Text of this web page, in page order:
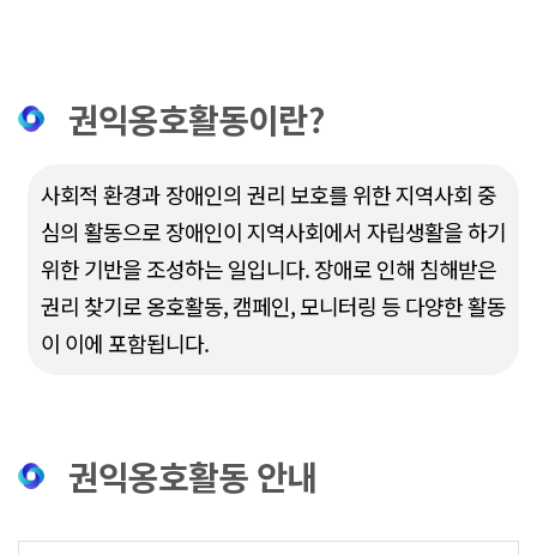
권익옹호활동이란?
사회적 환경과 장애인의 권리 보호를 위한 지역사회 중
심의 활동으로 장애인이 지역사회에서 자립생활을 하기
위한 기반을 조성하는 일입니다. 장애로 인해 침해받은
권리 찾기로 옹호활동, 캠페인, 모니터링 등 다양한 활동
이 이에 포함됩니다.
권익옹호활동 안내